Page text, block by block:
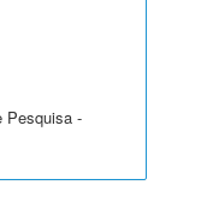
Pesquisa -